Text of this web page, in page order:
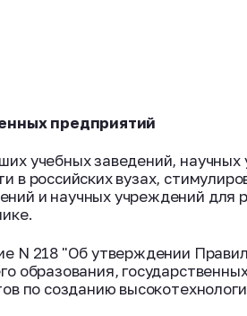
предприятий
учебных заведений,
российских вузах,
и научных учреждений для
N 218 "Об утверждении
образования,
по созданию